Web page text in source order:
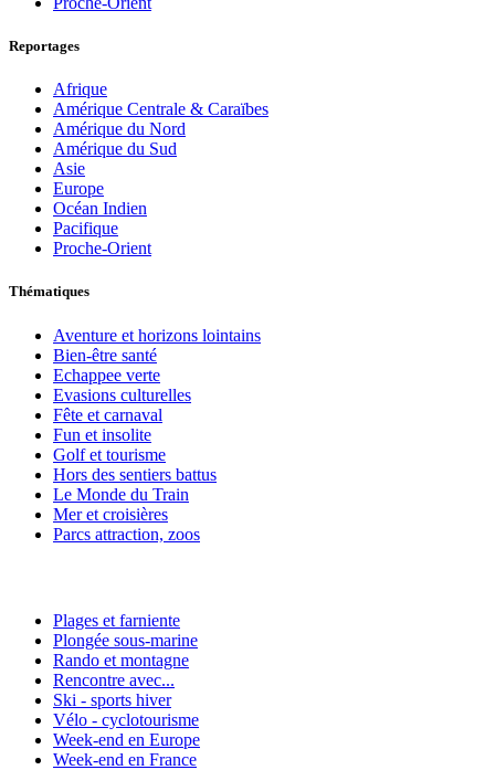
Reportages
Afrique
Amérique Centrale & Caraïbes
Amérique du Nord
Amérique du Sud
Asie
Europe
Océan Indien
Pacifique
Proche-Orient
Thématiques
Aventure et horizons lointains
Bien-être santé
Echappee verte
Evasions culturelles
Fête et carnaval
Fun et insolite
Golf et tourisme
Hors des sentiers battus
Le Monde du Train
Mer et croisières
Parcs attraction, zoos
Plages et farniente
Plongée sous-marine
Rando et montagne
Rencontre avec...
Ski - sports hiver
Vélo - cyclotourisme
Week-end en Europe
Week-end en France